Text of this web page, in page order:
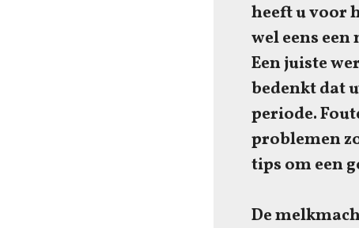
heeft u voor
wel eens
Een juiste
bedenkt dat
periode.
problemen
tips om een
De